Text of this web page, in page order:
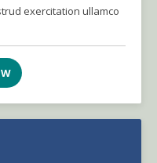
exercitation ullamco